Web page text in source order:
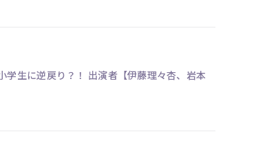
【伊藤理々杏、岩本